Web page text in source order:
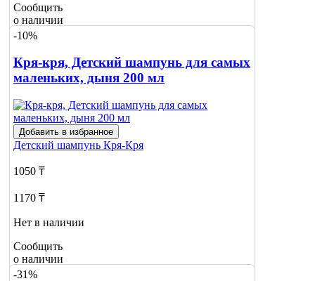
Сообщить
о наличии
1
-10%
Кря-кря, Детский шампунь для самых
маленьких, дыня 200 мл
Добавить в избранное
Детский шампунь Кря-Кря
1050 ₸
1170 ₸
Нет в наличии
Сообщить
о наличии
-31%